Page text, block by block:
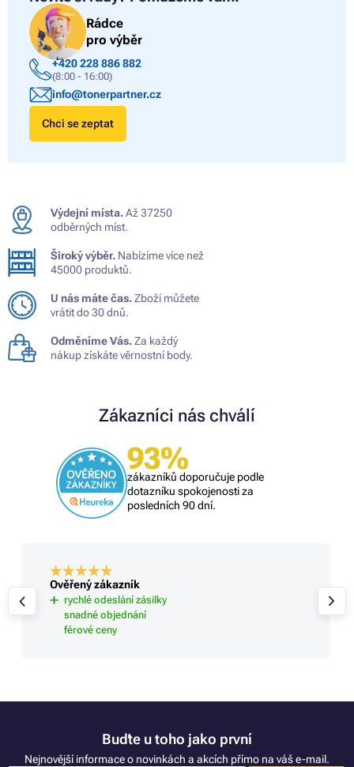
Rádce
pro výběr
+420 228 886 882
(8:00 - 16:00)
info@tonerpartner.cz
Chci se zeptat
Výdejní místa.Až 37250
odběrných míst.
Široký výběr. Nabízíme více než
45000 produktů.
U nás máte čas.Zboží můžete
vrátit do 30 dnů.
Odměníme Vás.Za každý
nákup získáte věrnostní body.
Zákazníci nás chválí
93%
zákazníků doporučuje podle
dotazníku spokojenosti za
posledních 90 dní.
Ověřený zákazník
rychlé odeslání zásilky
snadné objednání
férové ceny
Buďte u toho jako první
Nejnovější informace o novinkách a akcích přímo na váš e-mail.